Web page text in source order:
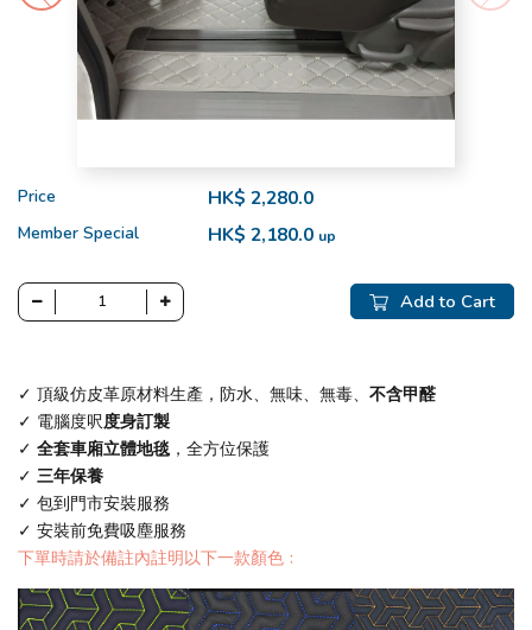
Price HK$ 2,280.0
Member Special HK$ 2,180.0 up
Add to Cart
✓ 頂級仿皮革原材料生產，防水、無味、無毒、 不含甲醛
✓ 電腦度呎度身訂製
✓ 全套車廂立體地毯，全方位保護
✓ 三年保養
✓ 包到門市安裝服務
✓ 安裝前免費吸塵服務
下單時請於備註內註明以下一款顏色﹕